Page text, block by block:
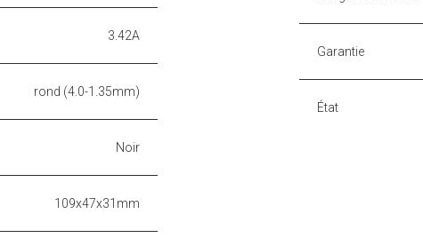
3.42A
rond (4.0-1.35mm)
Noir
109x47x31mm
Garantie
État